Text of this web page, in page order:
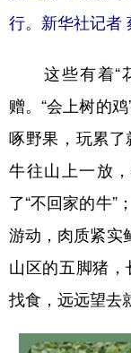
行。新华社记者
这些有着“花
赠。“会上树的
啄野果，玩累
牛往山上一放
了“不回家的牛”
游动，肉质紧实
山区的五脚猪
找食，远远望去